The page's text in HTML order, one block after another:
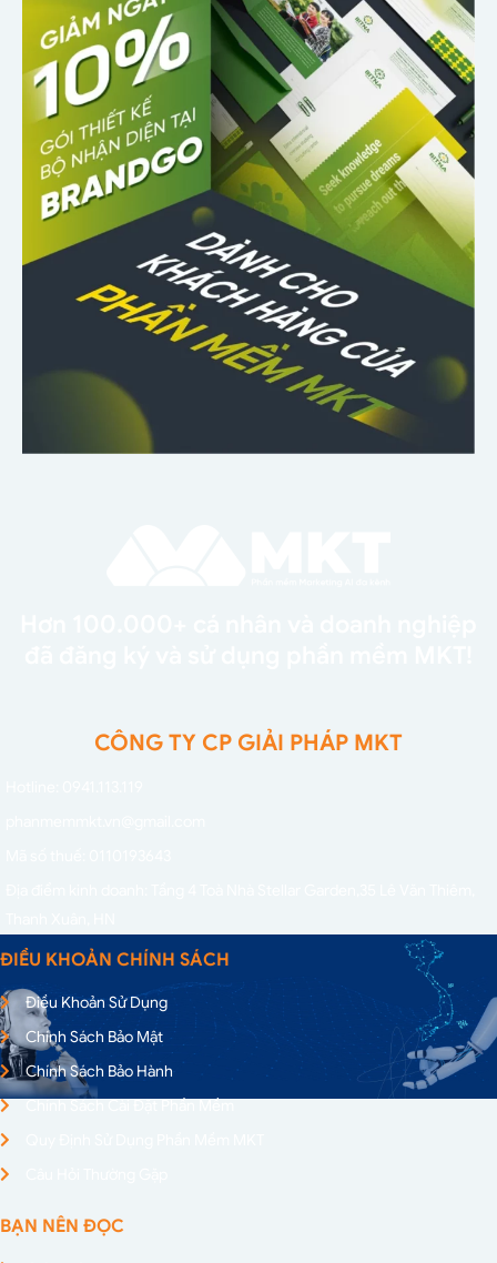
CÔNG TY CP GIẢI PHÁP MKT
ĐIỀU KHOẢN CHÍNH SÁCH
Điều Khoản Sử Dụng
Chính Sách Bảo Mật
Chính Sách Bảo Hành
BẠN NÊN ĐỌC